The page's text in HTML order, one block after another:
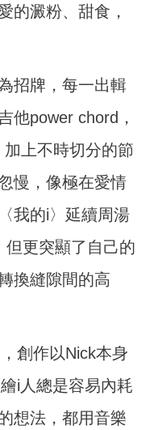
的澱粉、甜食，
招牌，每一出輯
他power chord，
上不時切分的節
慢，像極在愛情
我的i〉延續周湯
更突顯了自己的
換縫隙間的高
創作以Nick本身
i人總是容易內耗
想法，都用音樂